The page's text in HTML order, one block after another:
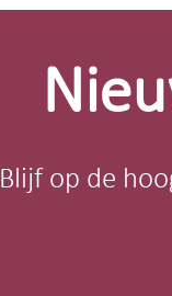
Blijf op de